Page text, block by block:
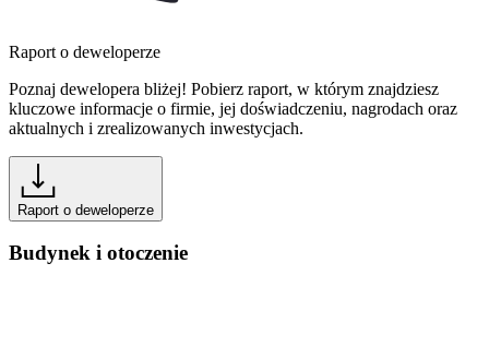
Raport o deweloperze
Poznaj dewelopera bliżej! Pobierz raport, w którym znajdziesz
kluczowe informacje o firmie, jej doświadczeniu, nagrodach oraz
aktualnych i zrealizowanych inwestycjach.
Raport o deweloperze
Budynek i otoczenie